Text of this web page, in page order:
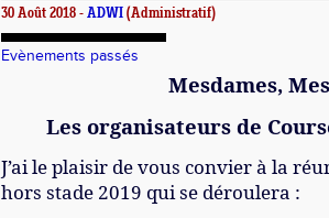
30 Août 2018 - ADWI (Administratif)
Evènements passés
Mesdames,
Les organisateurs de
J’ai le plaisir de vous convier à la
hors stade 2019 qui se déroulera :